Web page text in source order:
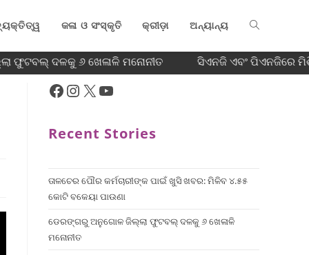
କଳା ଓ ସଂସ୍କୃତି କ୍ରୀଡ଼ା ଅନ୍ୟାନ୍ୟ
ଦଳକୁ ୬ ଖେଳାଳି ମନୋନୀତ ସିଏନଜି ଏବଂ ପିଏନଜିରେ
Recent Stories
ତାଳଚେର ପୌର କର୍ମଚାରୀଙ୍କ ପାଇଁ ଖୁସି ଖବର: ମିଳିବ ୪.୫୫
କୋଟି ବକେୟା ପାଉଣା
ଡେରଙ୍ଗରୁ ଅନୁଗୋଳ ଜିଲ୍ଲା ଫୁଟବଲ୍ ଦଳକୁ ୬ ଖେଳାଳି
ମନୋନୀତ